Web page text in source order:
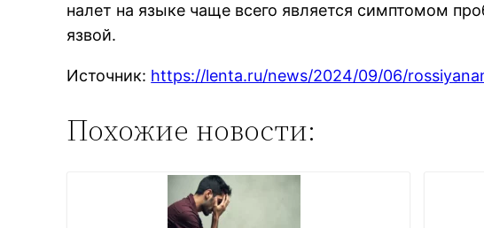
налет на языке чаще всего является симптомом
язвой.
Источник: https://lenta.ru/news/2024/09/06/
Похожие новости: